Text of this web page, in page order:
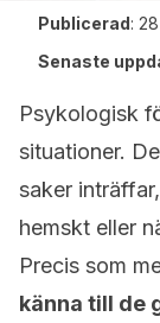
Publicerad:
Senaste
Psykologisk
situationer.
saker
hemskt eller
Precis som
känna till de